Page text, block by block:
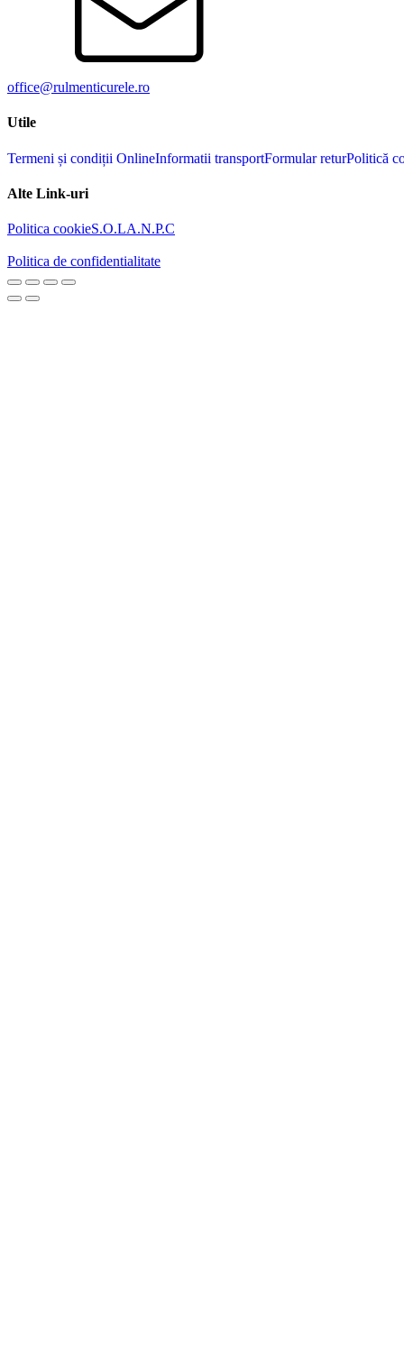
office@rulmenticurele.ro
Utile
Termeni și condiții OnlineInformatii transportFormular returPolitică
Alte Link-uri
Politica cookieS.O.LA.N.P.C
Politica de confidentialitate